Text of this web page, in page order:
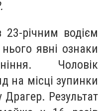
23-річним водієм
явні ознаки
Чоловік
на місці зупинки
Результат